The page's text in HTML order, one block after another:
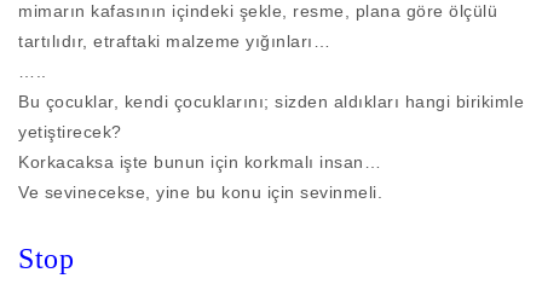
mimarın kafasının içindeki şekle, resme, plana göre ölçülü
tartılıdır, etraftaki malzeme yığınları…
…..
Bu çocuklar, kendi çocuklarını; sizden aldıkları hangi birikimle
yetiştirecek?
Korkacaksa işte bunun için korkmalı insan…
Ve sevinecekse, yine bu konu için sevinmeli.
Stop